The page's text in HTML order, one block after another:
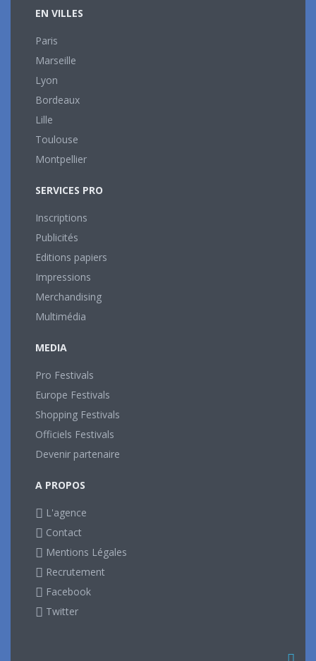
EN VILLES
Paris
Marseille
Lyon
Bordeaux
Lille
Toulouse
Montpellier
SERVICES PRO
Inscriptions
Publicités
Editions papiers
Impressions
Merchandising
Multimédia
MEDIA
Pro Festivals
Europe Festivals
Shopping Festivals
Officiels Festivals
Devenir partenaire
A PROPOS
L'agence
Contact
Mentions Légales
Recrutement
Facebook
Twitter